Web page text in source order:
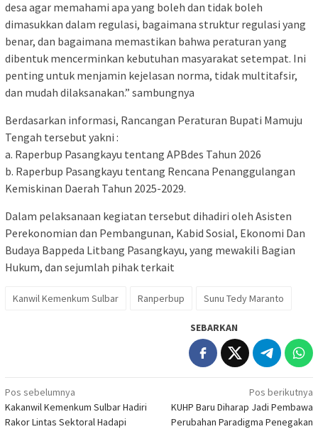
desa agar memahami apa yang boleh dan tidak boleh
dimasukkan dalam regulasi, bagaimana struktur regulasi yang
benar, dan bagaimana memastikan bahwa peraturan yang
dibentuk mencerminkan kebutuhan masyarakat setempat. Ini
penting untuk menjamin kejelasan norma, tidak multitafsir,
dan mudah dilaksanakan.” sambungnya
Berdasarkan informasi, Rancangan Peraturan Bupati Mamuju
Tengah tersebut yakni :
a. Raperbup Pasangkayu tentang APBdes Tahun 2026
‎b. Raperbup Pasangkayu tentang Rencana Penanggulangan
Kemiskinan Daerah Tahun 2025-2029.
Dalam pelaksanaan kegiatan tersebut dihadiri oleh Asisten
Perekonomian dan Pembangunan, Kabid Sosial, Ekonomi Dan
Budaya Bappeda Litbang Pasangkayu, yang mewakili Bagian
Hukum, dan sejumlah pihak terkait
Kanwil Kemenkum Sulbar Ranperbup Sunu Tedy Maranto
SEBARKAN
Navigasi
pos
Pos sebelumnya
Kakanwil Kemenkum Sulbar Hadiri
Rakor Lintas Sektoral Hadapi
Pos berikutnya
KUHP Baru Diharap Jadi Pembawa
Perubahan Paradigma Penegakan